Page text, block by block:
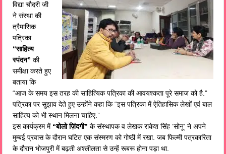
विद्या चौदरी जी
ने संस्था की
त्रैमासिक
पत्रिका
“साहित्य
स्पंदन” की
समीक्षा करते हुए
बताया कि
“आज के समय इस तरह की साहित्यिक पत्रिका की आवयश्कता पूरे समाज को है.”
पत्रिका पर सुझाव देते हुए उन्होंने कहा कि “इस पत्रिका में ऐतिहासिक लेखों एवं बाल
साहित्य को भी स्थान मिलना चाहिए.”
इस कार्यक्रम में “बोलो ज़िंदगी” के संस्थापक व लेखक राकेश सिंह ‘सोनू’ ने अपने
मुम्बई प्रवास के दौरान घटित एक संस्मरण को गोष्ठी में रखा. जब फिल्मी पत्रकारिता
के दौरान भोजपुरी में बढ़ती अश्लीलता से उन्हें रूबरू होना पड़ा था.